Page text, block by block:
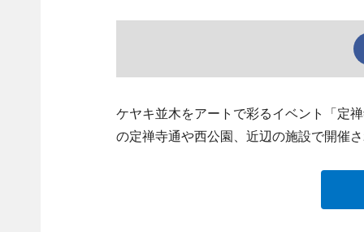
ケヤキ並木をアートで彩るイベント「定
の定禅寺通や西公園、近辺の施設で開催